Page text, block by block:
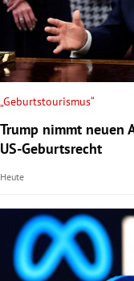
„Geburtstourismus“
Trump nimmt neuen
US-Geburtsrecht
Heute